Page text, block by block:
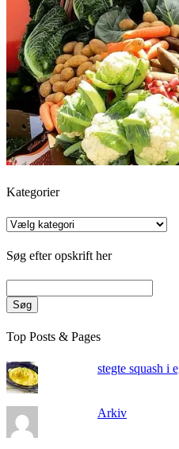
Kategorier
Kategorier
Søg efter opskrift her
Søg
Top Posts & Pages
stegte squash i
Arkiv